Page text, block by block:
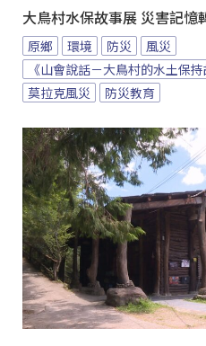
大鳥村水保故事展 災害記憶
原鄉 環境 防災
風災
《山會說話－大鳥村的水土保持
莫拉克風災
防災教育